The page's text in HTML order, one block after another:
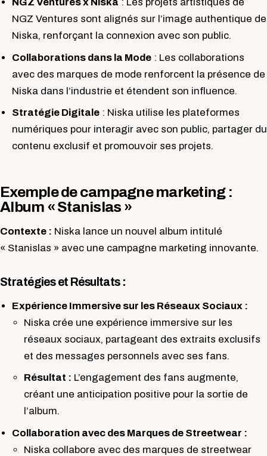
NGZ Ventures x Niska : Les projets artistiques de
NGZ Ventures sont alignés sur l’image authentique de
Niska, renforçant la connexion avec son public.
Collaborations dans la Mode : Les collaborations
avec des marques de mode renforcent la présence de
Niska dans l’industrie et étendent son influence.
Stratégie Digitale : Niska utilise les plateformes
numériques pour interagir avec son public, partager du
contenu exclusif et promouvoir ses projets.
Exemple de campagne marketing :
Album « Stanislas »
Contexte : Niska lance un nouvel album intitulé
« Stanislas » avec une campagne marketing innovante.
Stratégies et Résultats :
Expérience Immersive sur les Réseaux Sociaux :
Niska crée une expérience immersive sur les
réseaux sociaux, partageant des extraits exclusifs
et des messages personnels avec ses fans.
Résultat : L’engagement des fans augmente,
créant une anticipation positive pour la sortie de
l’album.
Collaboration avec des Marques de Streetwear :
Niska collabore avec des marques de streetwear